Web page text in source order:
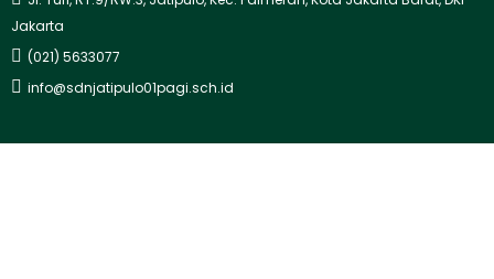
Jakarta
(021) 5633077
info@sdnjatipulo01pagi.sch.id